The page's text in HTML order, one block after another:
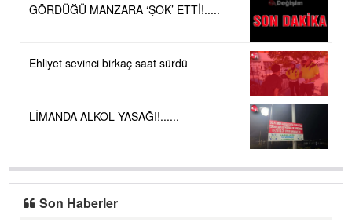
GÖRDÜĞÜ MANZARA ‘ŞOK’ ETTİ!.....
Ehliyet sevinci birkaç saat sürdü
LİMANDA ALKOL YASAĞI!......
Son Haberler